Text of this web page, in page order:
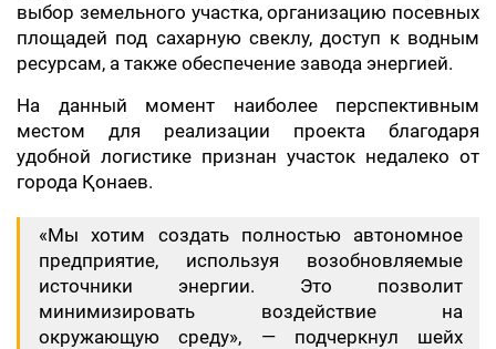
выбор земельного участка, организацию посевных
площадей под сахарную свеклу, доступ к водным
ресурсам, а также обеспечение завода энергией.
На данный момент наиболее перспективным
местом для реализации проекта благодаря
удобной логистике признан участок недалеко от
города Қонаев.
«Мы хотим создать полностью автономное
предприятие, используя возобновляемые
источники энергии. Это позволит
минимизировать воздействие на
окружающую среду», — подчеркнул шейх